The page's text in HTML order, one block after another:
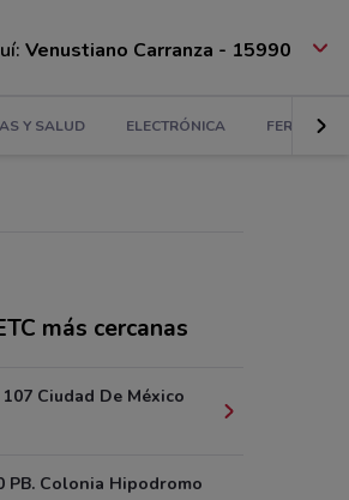
Venustiano Carranza - 15990
Y SALUD ELECTRÓNICA
más cercanas
Ciudad De México
PB. Colonia Hipodromo